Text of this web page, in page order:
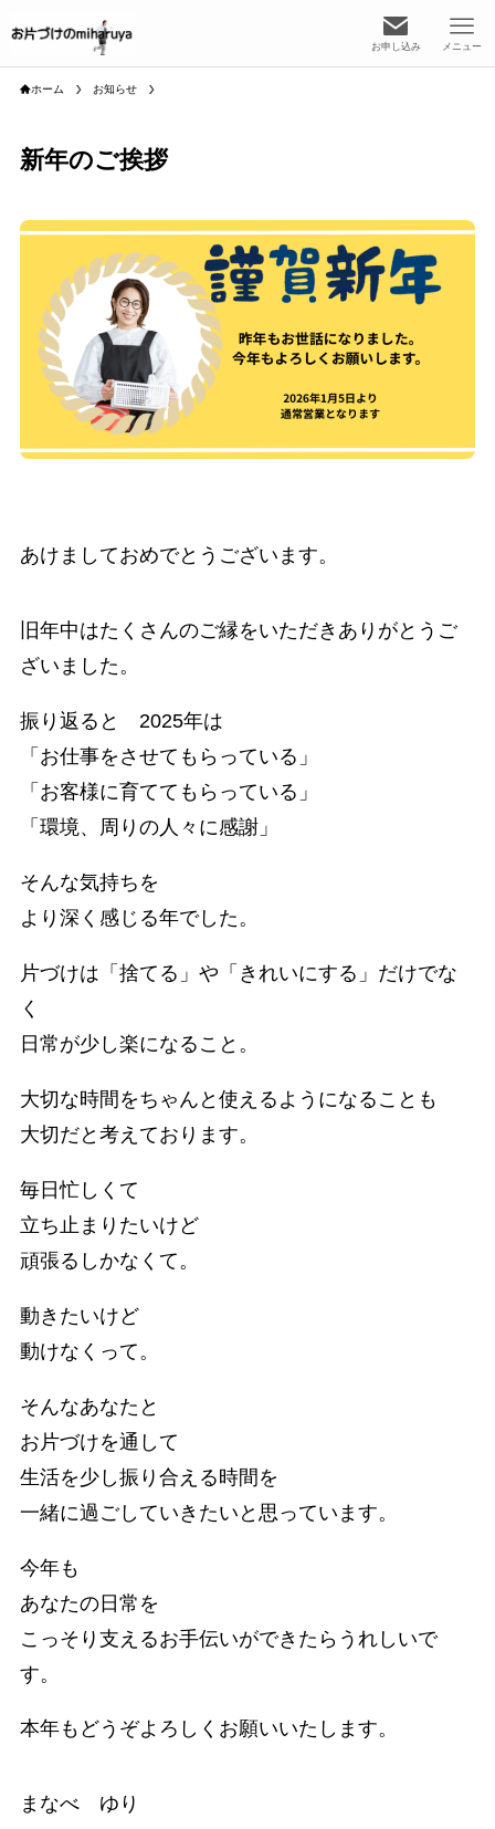
お申し込み メニュー
ホーム お知らせ
新年のご挨拶
あけましておめでとうございます。
旧年中はたくさんのご縁をいただきありがとうご
ざいました。
振り返ると 2025年は
「お仕事をさせてもらっている」
「お客様に育ててもらっている」
「環境、周りの人々に感謝」
そんな気持ちを
より深く感じる年でした。
片づけは「捨てる」や「きれいにする」だけでな
く
日常が少し楽になること。
大切な時間をちゃんと使えるようになることも
大切だと考えております。
毎日忙しくて
立ち止まりたいけど
頑張るしかなくて。
動きたいけど
動けなくって。
そんなあなたと
お片づけを通して
生活を少し振り合える時間を
一緒に過ごしていきたいと思っています。
今年も
あなたの日常を
こっそり支えるお手伝いができたらうれしいで
す。
本年もどうぞよろしくお願いいたします。
まなべ ゆり